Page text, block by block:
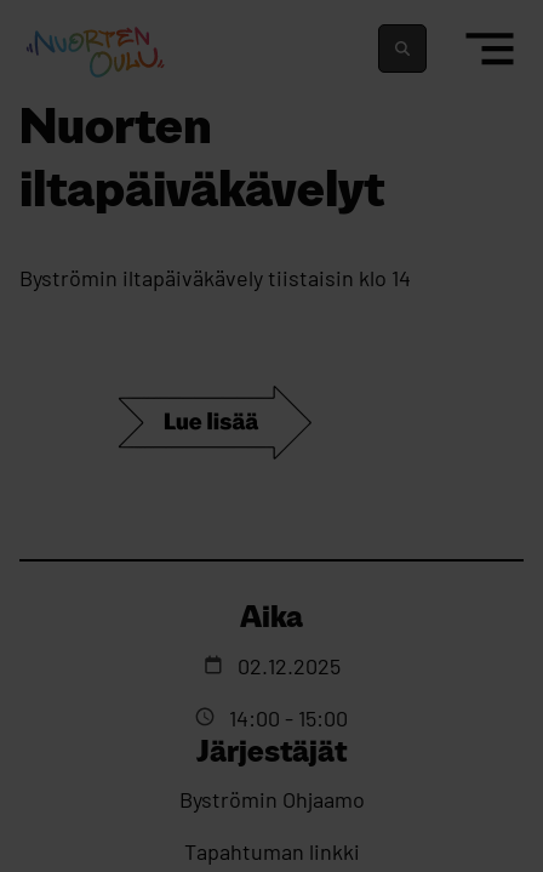
Nuortenoulu.fi etusivu
Nuorten
iltapäiväkävelyt
Byströmin iltapäiväkävely tiistaisin klo 14
Aika
02.12.2025
14:00 - 15:00
Järjestäjät
Byströmin Ohjaamo
Tapahtuman linkki